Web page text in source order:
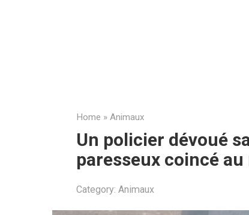
Home » Animaux
Un policier dévoué
paresseux coincé
Category: Animaux